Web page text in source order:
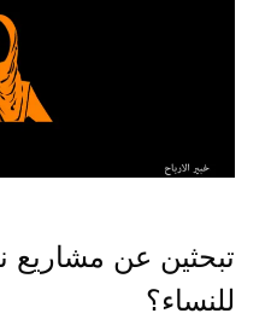
تبحثين عن مشاريع
للنساء؟